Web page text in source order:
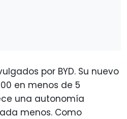
por BYD. Su nuevo
en menos de 5
una autonomía
menos. Como